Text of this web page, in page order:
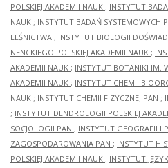
POLSKIEJ AKADEMII NAUK ; INSTYTUT
NAUK ; INSTYTUT BADAŃ SYSTEMOWYCH
LEŚNICTWA ; INSTYTUT BIOLOGII
NENCKIEGO POLSKIEJ AKADEMII NAUK ;
AKADEMII NAUK ; INSTYTUT BOTANIKI IM.
AKADEMII NAUK ; INSTYTUT CHEMII
NAUK ; INSTYTUT CHEMII FIZYCZNEJ PAN ;
; INSTYTUT DENDROLOGII POLSKIEJ
SOCJOLOGII PAN ; INSTYTUT GEOGRAFII I
ZAGOSPODAROWANIA PAN ; INSTYTUT
POLSKIEJ AKADEMII NAUK ; INSTYTUT